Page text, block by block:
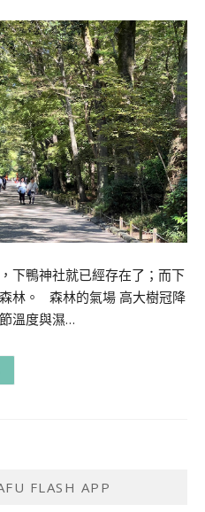
下鴨神社就已經存在了；而下
林。 森林的氣場 高大樹冠降
溫度與濕…
FLASH APP